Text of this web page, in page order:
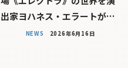
出家ヨハネス・エラートが…
NEWS 2026年6月16日